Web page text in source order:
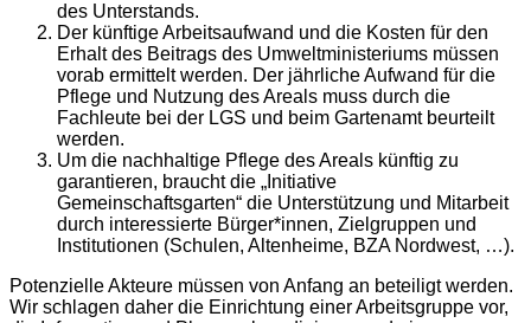
des Unterstands.
Der künftige Arbeitsaufwand und die Kosten für den
Erhalt des Beitrags des Umweltministeriums müssen
vorab ermittelt werden. Der jährliche Aufwand für die
Pflege und Nutzung des Areals muss durch die
Fachleute bei der LGS und beim Gartenamt beurteilt
werden.
Um die nachhaltige Pflege des Areals künftig zu
garantieren, braucht die „Initiative
Gemeinschaftsgarten“ die Unterstützung und Mitarbeit
durch interessierte Bürger*innen, Zielgruppen und
Institutionen (Schulen, Altenheime, BZA Nordwest, …).
Potenzielle Akteure müssen von Anfang an beteiligt werden.
Wir schlagen daher die Einrichtung einer Arbeitsgruppe vor,